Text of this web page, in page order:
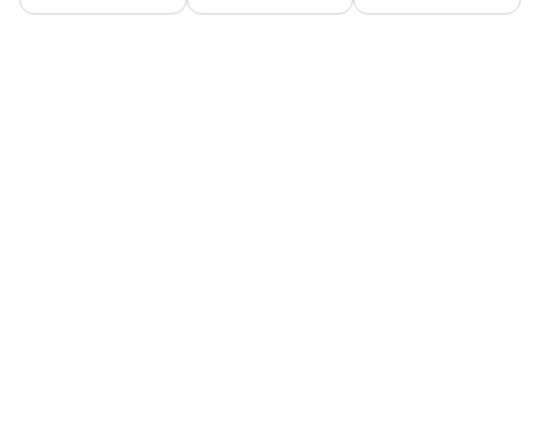
Tout accepter Personnaliser